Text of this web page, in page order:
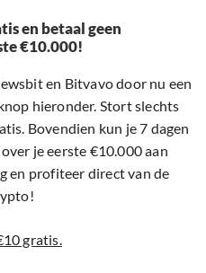
en betaal geen
€10.000!
en Bitvavo door nu een
hieronder. Stort slechts
Bovendien kun je 7 dagen
je eerste €10.000 aan
en profiteer direct van de
gratis.